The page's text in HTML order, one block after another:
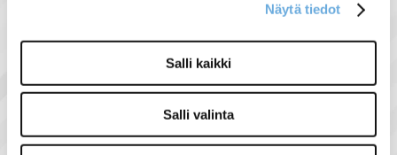
Näytä tiedot
Salli kaikki
Salli valinta
Siemens Simatic
Terminal module